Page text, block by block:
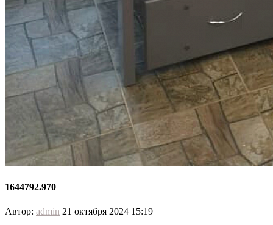
1644792.970
Автор: admin 21 октября 2024 15:19